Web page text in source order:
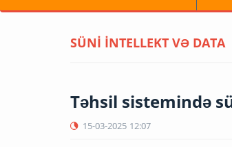
SÜNİ İNTELLEKT VƏ DATA
Təhsil sistemində
15-03-2025 12:07